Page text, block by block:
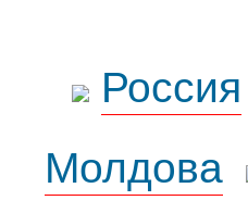
Россия
Молдова